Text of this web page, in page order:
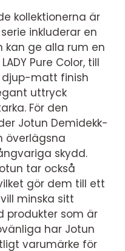
kollektionerna är
inkluderar en
kan ge alla rum en
Pure Color, till
djup-matt finish
uttryck
För den
Jotun Demidekk-
överlägsna
skydd.
tar också
gör dem till ett
minska sitt
produkter som är
har Jotun
varumärke för